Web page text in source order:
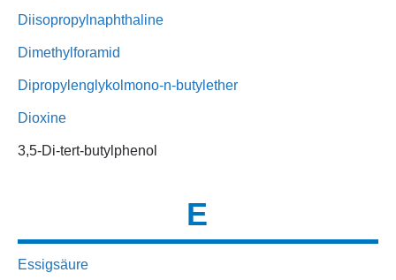
Diisopropylnaphthaline
Dimethylforamid
Dipropylenglykolmono-n-butylether
Dioxine
3,5-Di-tert-butylphenol
E
Essigsäure